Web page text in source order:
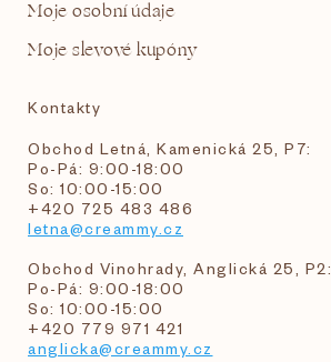
Moje osobní údaje
Moje slevové kupóny
Kontakty
Obchod Letná, Kamenická 25, P7:
Po-Pá: 9:00-18:00
So: 10:00-15:00
+420 725 483 486
letna@creammy.cz
Obchod Vinohrady, Anglická 25, P2:
Po-Pá: 9:00-18:00
So: 10:00-15:00
+420 779 971 421
anglicka@creammy.cz